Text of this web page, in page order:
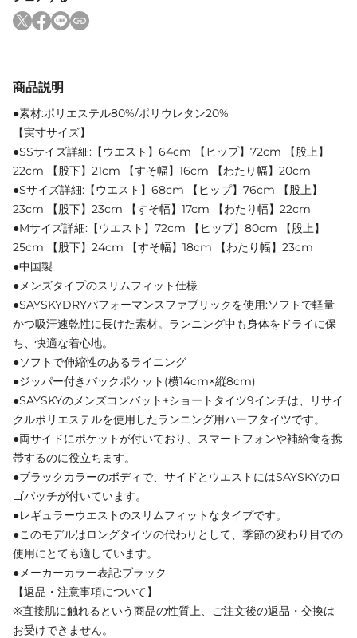
商品説明
●素材:ポリエステル80%/ポリウレタン20%
【実寸サイズ】
●SSサイズ詳細:【ウエスト】64cm 【ヒップ】72cm 【股上】
22cm 【股下】21cm 【すそ幅】16cm 【わたり幅】20cm
●Sサイズ詳細:【ウエスト】68cm 【ヒップ】76cm 【股上】
23cm 【股下】23cm 【すそ幅】17cm 【わたり幅】22cm
●Mサイズ詳細:【ウエスト】72cm 【ヒップ】80cm 【股上】
25cm 【股下】24cm 【すそ幅】18cm 【わたり幅】23cm
●中国製
●メンズタイプのスリムフィット仕様
●SAYSKYDRYパフォーマンスファブリックを使用:ソフトで軽量
かつ吸汗速乾性に長けた素材。ランニング中も身体をドライに保
ち、快適な着心地。
●ソフトで伸縮性のあるライニング
●ジッパー付きバックポケット(横14cm×縦8cm)
●SAYSKYのメンズコンバット+ショートタイツ9インチは、リサイ
クルポリエステルを使用したランニング用ハーフタイツです。
●両サイドにポケットが付いており、スマートフォンや補給食を携
帯するのに役立ちます。
●ブラックカラーのボディで、サイドとウエストにはSAYSKYのロ
ゴパッチが付いています。
●レギュラーウエストのスリムフィットなタイプです。
●このモデルはロングタイツの代わりとして、季節の変わり目での
使用にとても適しています。
●メーカーカラー表記:ブラック
【返品・注意事項について】
※直接肌に触れるという商品の性質上、ご注文後の返品・交換は
お受けできません。